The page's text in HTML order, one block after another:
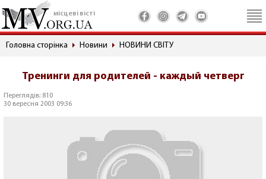
місцеві вісті
Головна сторінка Новини НОВИНИ СВІТУ
Тренинги для родителей - каждый четверг
Переглядів: 810
30 вересня 2003 09:36